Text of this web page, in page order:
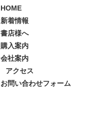
HOME
新着情報
書店様へ
購入案内
会社案内
アクセス
お問い合わせフォーム